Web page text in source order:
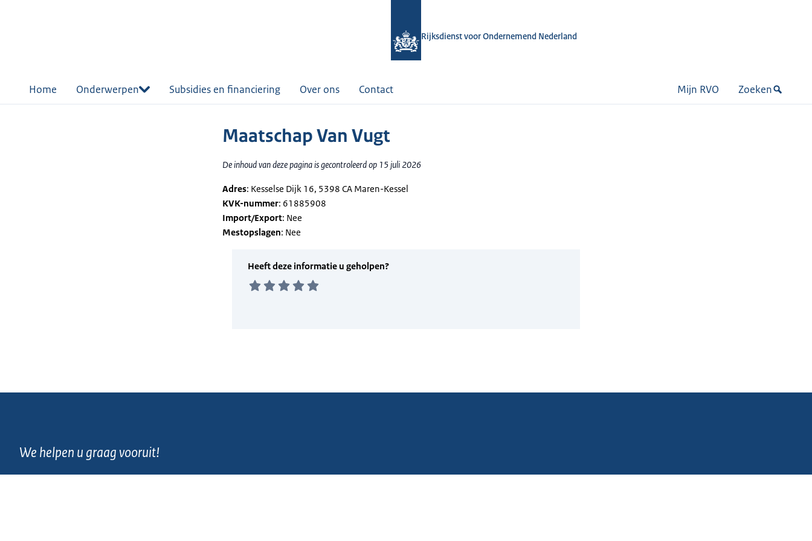
Rijksdienst voor Ondernemend Nederland
Home Onderwerpen Subsidies en financiering Over ons Contact Mijn RVO Zoeken
Maatschap Van Vugt
De inhoud van deze pagina is gecontroleerd op 15 juli 2026
Adres: Kesselse Dijk 16, 5398 CA Maren-Kessel
KVK-nummer: 61885908
Import/Export: Nee
Mestopslagen: Nee
We helpen u graag vooruit!